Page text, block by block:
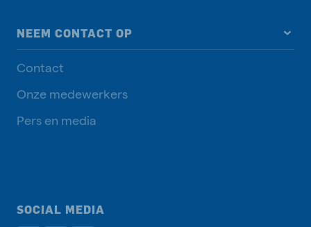
NEEM CONTACT OP
Contact
Onze medewerkers
Pers en media
SOCIAL MEDIA